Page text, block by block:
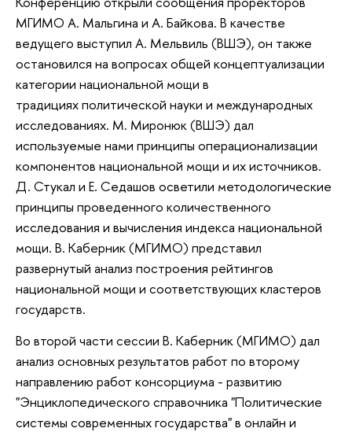
МГИМО А. Мальгина и А. Байкова. В качестве
ведущего выступил А. Мельвиль (ВШЭ), он также
остановился на вопросах общей концептуализации
категории национальной мощи в
традициях политической науки и международных
исследованиях. М. Миронюк (ВШЭ) дал
используемые нами принципы операционализации
компонентов национальной мощи и их источников.
Д. Стукал и Е. Седашов осветили методологические
принципы проведенного количественного
исследования и вычисления индекса национальной
мощи. В. Каберник (МГИМО) представил
развернутый анализ построения рейтингов
национальной мощи и соответствующих кластеров
государств.
Во второй части сессии В. Каберник (МГИМО) дал
анализ основных результатов работ по второму
направлению работ консорциума - развитию
"Энциклопедического справочника "Политические
системы современных государства" в онлайн и